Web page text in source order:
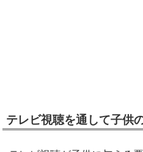
テレビ視聴を通して子供